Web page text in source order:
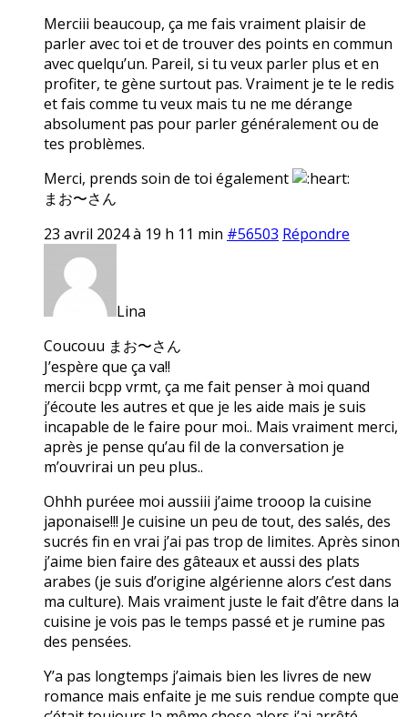
Merciii beaucoup, ça me fais vraiment plaisir de
parler avec toi et de trouver des points en commun
avec quelqu’un. Pareil, si tu veux parler plus et en
profiter, te gène surtout pas. Vraiment je te le redis
et fais comme tu veux mais tu ne me dérange
absolument pas pour parler généralement ou de
tes problèmes.
Merci, prends soin de toi également
まお〜さん
23 avril 2024 à 19 h 11 min #56503 Répondre
Lina
Coucouu まお〜さん
J’espère que ça va!!
mercii bcpp vrmt, ça me fait penser à moi quand
j’écoute les autres et que je les aide mais je suis
incapable de le faire pour moi.. Mais vraiment merci,
après je pense qu’au fil de la conversation je
m’ouvrirai un peu plus..
Ohhh puréee moi aussiii j’aime trooop la cuisine
japonaise!!! Je cuisine un peu de tout, des salés, des
sucrés fin en vrai j’ai pas trop de limites. Après sinon
j’aime bien faire des gâteaux et aussi des plats
arabes (je suis d’origine algérienne alors c’est dans
ma culture). Mais vraiment juste le fait d’être dans la
cuisine je vois pas le temps passé et je rumine pas
des pensées.
Y’a pas longtemps j’aimais bien les livres de new
romance mais enfaite je me suis rendue compte que